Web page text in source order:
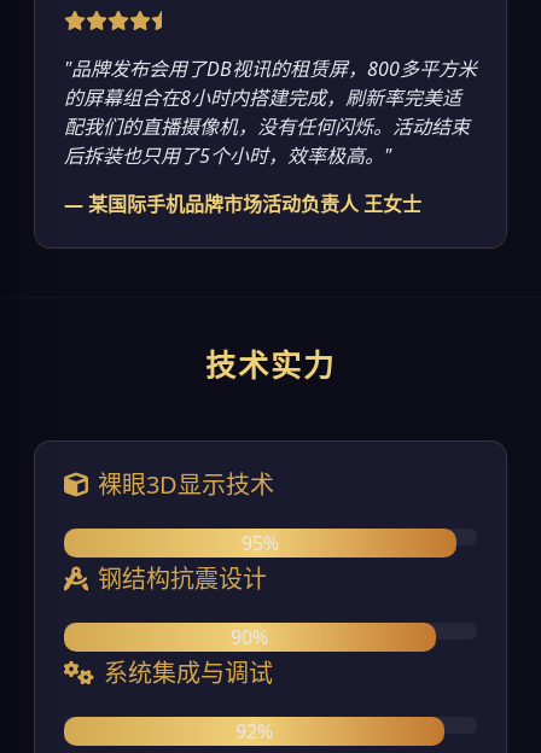
"品牌发布会用了DB视讯的租赁屏，800多平方米
的屏幕组合在8小时内搭建完成，刷新率完美适
配我们的直播摄像机，没有任何闪烁。活动结束
后拆装也只用了5个小时，效率极高。"
— 某国际手机品牌市场活动负责人 王女士
技术实力
裸眼3D显示技术
95%
钢结构抗震设计
90%
系统集成与调试
92%